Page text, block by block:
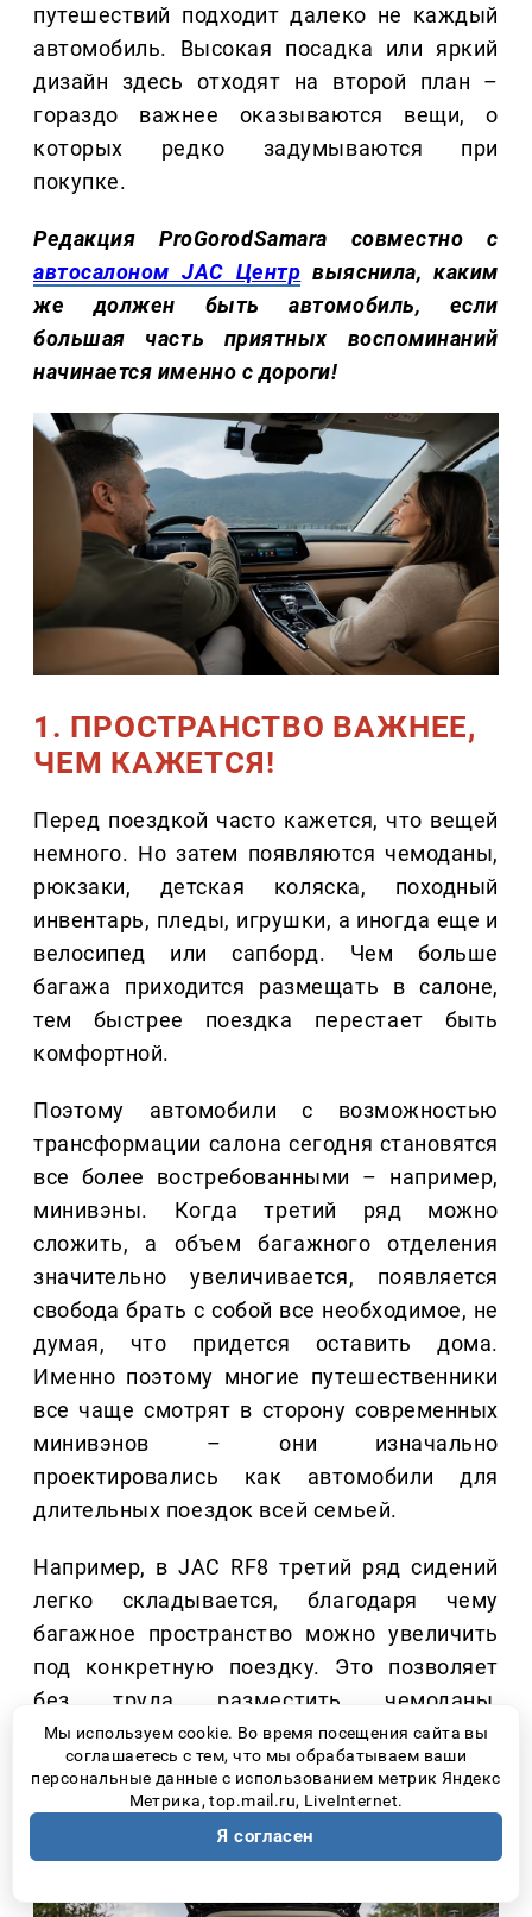
путешествий подходит далеко не каждый
автомобиль. Высокая посадка или яркий
дизайн здесь отходят на второй план –
гораздо важнее оказываются вещи, о
которых редко задумываются при
покупке.
Редакция ProGorodSamara совместно с
автосалоном JAC Центр выяснила, каким
же должен быть автомобиль, если
большая часть приятных воспоминаний
начинается именно с дороги!
1. ПРОСТРАНСТВО ВАЖНЕЕ,
ЧЕМ КАЖЕТСЯ!
Перед поездкой часто кажется, что вещей
немного. Но затем появляются чемоданы,
рюкзаки, детская коляска, походный
инвентарь, пледы, игрушки, а иногда еще и
велосипед или сапборд. Чем больше
багажа приходится размещать в салоне,
тем быстрее поездка перестает быть
комфортной.
Поэтому автомобили с возможностью
трансформации салона сегодня становятся
все более востребованными – например,
минивэны. Когда третий ряд можно
сложить, а объем багажного отделения
значительно увеличивается, появляется
свобода брать с собой все необходимое, не
думая, что придется оставить дома.
Именно поэтому многие путешественники
все чаще смотрят в сторону современных
минивэнов – они изначально
проектировались как автомобили для
длительных поездок всей семьей.
Например, в JAC RF8 третий ряд сидений
легко складывается, благодаря чему
багажное пространство можно увеличить
под конкретную поездку. Это позволяет
без труда разместить чемоданы,
спортивный инвентарь или туристическое
снаряжение.
Мы используем cookie. Во время посещения сайта вы
соглашаетесь с тем, что мы обрабатываем ваши
персональные данные с использованием метрик Яндекс
Метрика, top.mail.ru, LiveInternet.
Я согласен